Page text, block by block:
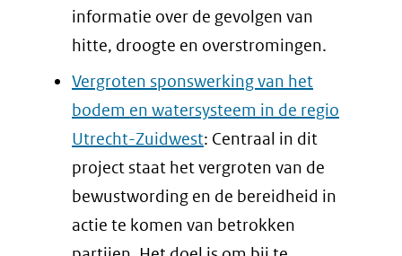
informatie over de gevolgen van
hitte, droogte en overstromingen.
Vergroten sponswerking van het
bodem en watersysteem in de regio
Utrecht-Zuidwest: Centraal in dit
project staat het vergroten van de
bewustwording en de bereidheid in
actie te komen van betrokken